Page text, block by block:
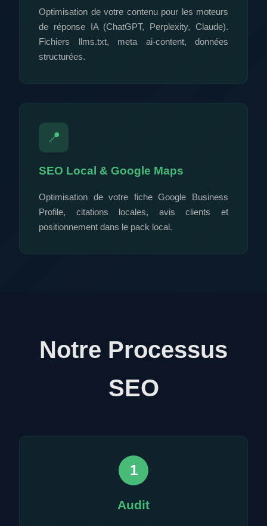
Optimisation de votre contenu pour les moteurs
de réponse IA (ChatGPT, Perplexity, Claude).
Fichiers llms.txt, meta ai-content, données
structurées.
📍
SEO Local & Google Maps
Optimisation de votre fiche Google Business
Profile, citations locales, avis clients et
positionnement dans le pack local.
Notre Processus
SEO
1
Audit